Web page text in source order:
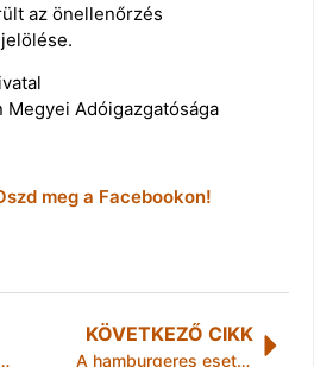
az önellenőrzés
Adóigazgatósága
meg a Facebookon!
emlékkiállítás
KÖVETKEZŐ CIKK
A hamburgeres esete az adóhatósággal